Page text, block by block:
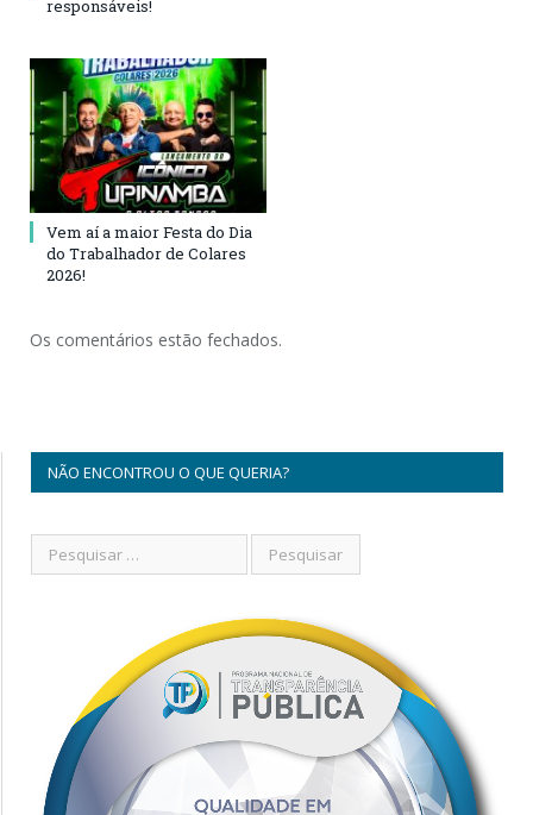
responsáveis!
Vem aí a maior Festa do Dia
do Trabalhador de Colares
2026!
Os comentários estão fechados.
NÃO ENCONTROU O QUE QUERIA?